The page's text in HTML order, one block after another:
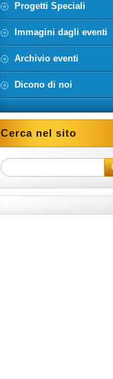
Progetti Speciali
Immagini dagli eventi
Archivio eventi
Dicono di noi
Cerca nel sito